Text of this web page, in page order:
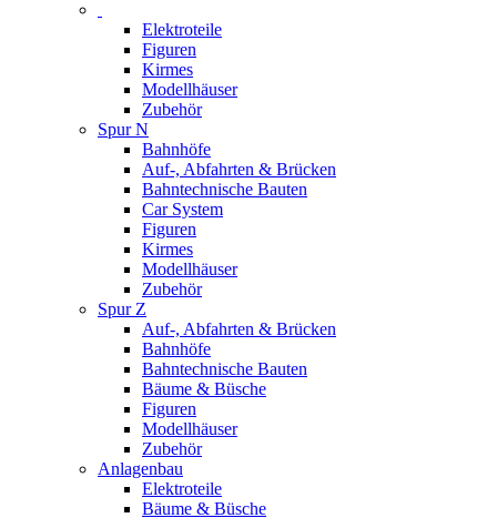
Elektroteile
Figuren
Kirmes
Modellhäuser
Zubehör
Spur N
Bahnhöfe
Auf-, Abfahrten & Brücken
Bahntechnische Bauten
Car System
Figuren
Kirmes
Modellhäuser
Zubehör
Spur Z
Auf-, Abfahrten & Brücken
Bahnhöfe
Bahntechnische Bauten
Bäume & Büsche
Figuren
Modellhäuser
Zubehör
Anlagenbau
Elektroteile
Bäume & Büsche